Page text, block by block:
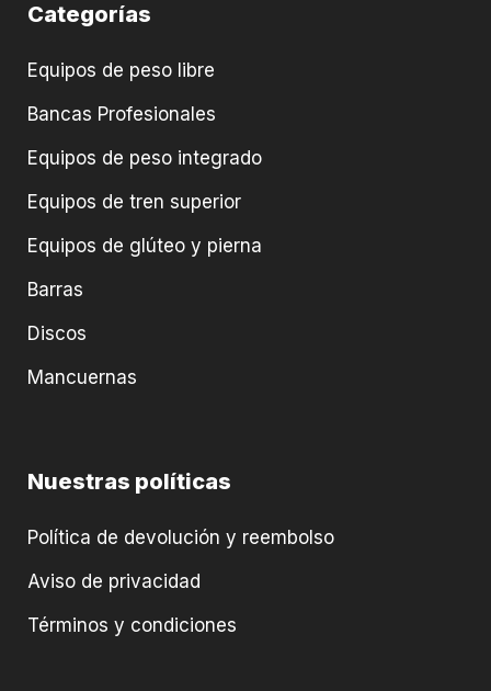
Categorías
Equipos de peso libre
Bancas Profesionales
Equipos de peso integrado
Equipos de tren superior
Equipos de glúteo y pierna
Barras
Discos
Mancuernas
Nuestras políticas
Política de devolución y reembolso
Aviso de privacidad
Términos y condiciones